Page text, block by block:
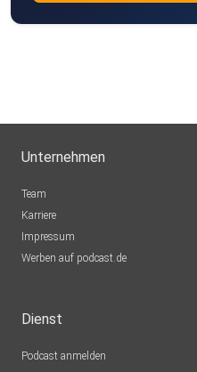
Unternehmen
Team
Karriere
Impressum
Werben auf podcast.de
Dienst
Podcast anmelden